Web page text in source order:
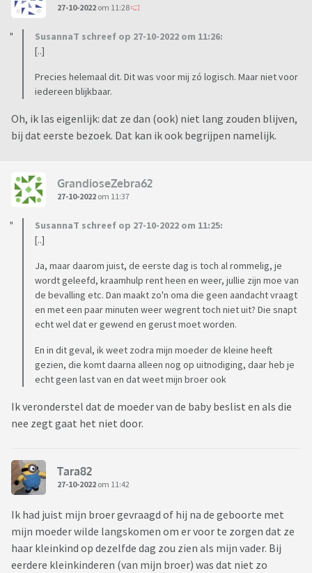
27-10-2022 om 11:28
SusannaT schreef op 27-10-2022 om 11:26:
[..]
Precies helemaal dit. Dit was voor mij zó logisch. Maar niet voor
iedereen blijkbaar.
Oh, ik las eigenlijk: dat ze dan (ook) niet lang zouden blijven,
bij dat eerste bezoek. Dat kan ik ook begrijpen namelijk.
GrandioseZebra62
27-10-2022 om 11:37
SusannaT schreef op 27-10-2022 om 11:25:
[..]
Ja, maar daarom juist, de eerste dag is toch al rommelig, je
wordt geleefd, kraamhulp rent heen en weer, jullie zijn moe van
de bevalling etc. Dan maakt zo'n oma die geen aandacht vraagt
en met een paar minuten weer wegrent toch niet uit? Die snapt
echt wel dat er gewend en gerust moet worden.
En in dit geval, ik weet zodra mijn moeder de kleine heeft
gezien, die komt daarna alleen nog op uitnodiging, daar heb je
echt geen last van en dat weet mijn broer ook
Ik veronderstel dat de moeder van de baby beslist en als die
nee zegt gaat het niet door.
Tara82
27-10-2022 om 11:42
Ik had juist mijn broer gevraagd of hij na de geboorte met
mijn moeder wilde langskomen om er voor te zorgen dat ze
haar kleinkind op dezelfde dag zou zien als mijn vader. Bij
eerdere kleinkinderen (van mijn broer) was dat niet zo